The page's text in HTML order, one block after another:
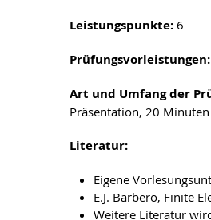
Leistungspunkte: 6
Prüfungsvorleistungen:
Art und Umfang der
Präsentation, 20 Minuten
Literatur:
Eigene
E.J. Barbero, Finite
Weitere Literatur